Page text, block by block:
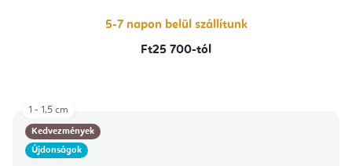
5-7 napon belül szállítunk
Ft25 700-tól
Kedvezmények
Újdonságok
1 - 1,5 cm